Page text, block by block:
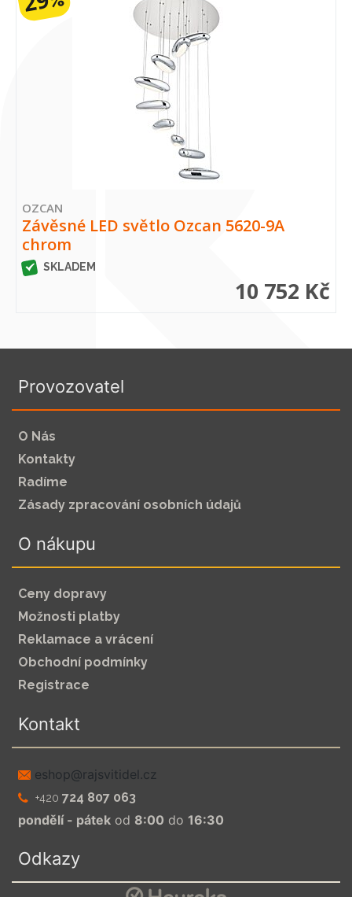
OZCAN
Závěsné LED světlo Ozcan 5620-9A
chrom
SKLADEM
10 752 Kč
Provozovatel
O Nás
Kontakty
Radíme
Zásady zpracování osobních údajů
O nákupu
Ceny dopravy
Možnosti platby
Reklamace a vrácení
Obchodní podmínky
Registrace
Kontakt
zc.leditivsjar@pohse
+420 724 807 063
pondělí - pátek od 8:00 do 16:30
Odkazy